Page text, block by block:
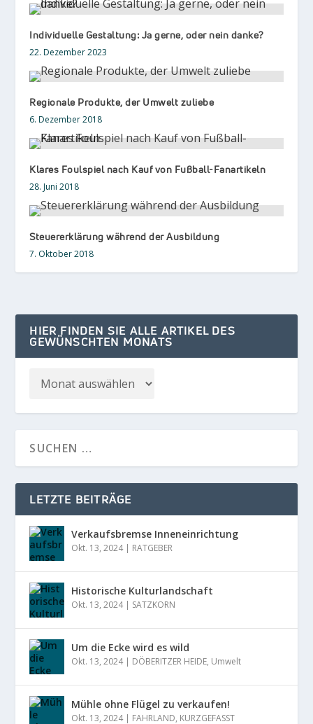
Individuelle Gestaltung: Ja gerne, oder nein danke?
22. Dezember 2023
Regionale Produkte, der Umwelt zuliebe
6. Dezember 2018
Klares Foulspiel nach Kauf von Fußball-Fanartikeln
28. Juni 2018
Steuererklärung während der Ausbildung
7. Oktober 2018
HIER FINDEN SIE ALLE ARTIKEL DES
GEWÜNSCHTEN MONATS
LETZTE BEITRÄGE
Verkaufsbremse Inneneinrichtung
Okt. 13, 2024| RATGEBER
Historische Kulturlandschaft
Okt. 13, 2024| SATZKORN
Um die Ecke wird es wild
Okt. 13, 2024| DÖBERITZER HEIDE, Umwelt
Mühle ohne Flügel zu verkaufen!
Okt. 13, 2024| FAHRLAND, KURZGEFASST